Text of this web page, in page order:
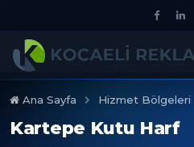
Ana Sayfa Hizmet Bölgeleri
Kartepe Kutu Harf